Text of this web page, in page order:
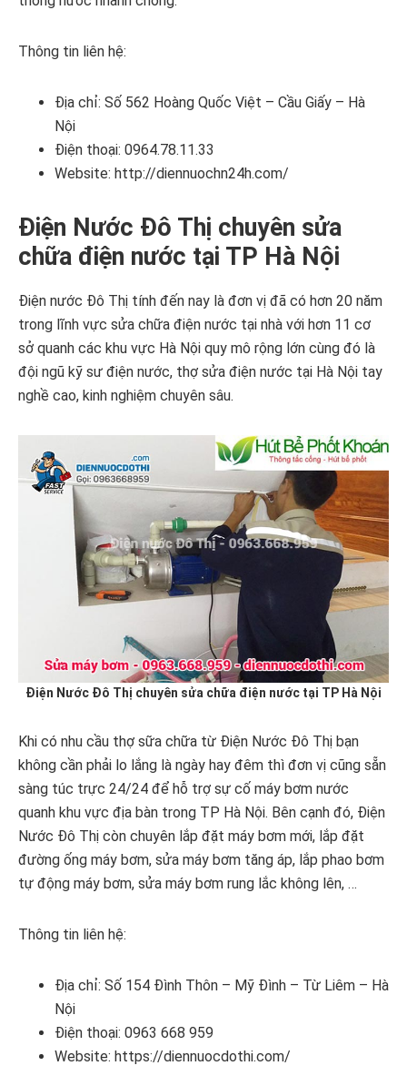
Thông tin liên hệ:
Địa chỉ: Số 562 Hoàng Quốc Việt – Cầu Giấy – Hà
Nội
Điện thoại: 0964.78.11.33
Website: http://diennuochn24h.com/
Điện Nước Đô Thị chuyên sửa
chữa điện nước tại TP Hà Nội
Điện nước Đô Thị tính đến nay là đơn vị đã có hơn 20 năm
trong lĩnh vực sửa chữa điện nước tại nhà với hơn 11 cơ
sở quanh các khu vực Hà Nội quy mô rộng lớn cùng đó là
đội ngũ kỹ sư điện nước, thợ sửa điện nước tại Hà Nội tay
nghề cao, kinh nghiệm chuyên sâu.
Điện Nước Đô Thị chuyên sửa chữa điện nước tại TP Hà Nội
Khi có nhu cầu thợ sữa chữa từ Điện Nước Đô Thị bạn
không cần phải lo lắng là ngày hay đêm thì đơn vị cũng sẵn
sàng túc trực 24/24 để hỗ trợ sự cố máy bơm nước
quanh khu vực địa bàn trong TP Hà Nội. Bên cạnh đó, Điện
Nước Đô Thị còn chuyên lắp đặt máy bơm mới, lắp đặt
đường ống máy bơm, sửa máy bơm tăng áp, lắp phao bơm
tự động máy bơm, sửa máy bơm rung lắc không lên, …
Thông tin liên hệ:
Địa chỉ: Số 154 Đình Thôn – Mỹ Đình – Từ Liêm – Hà
Nội
Điện thoại: 0963 668 959
Website: https://diennuocdothi.com/